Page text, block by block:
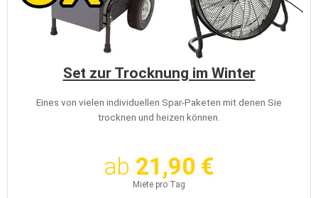
Set zur Trocknung im Winter
Eines von vielen individuellen Spar-Paketen mit denen Sie
trocknen und heizen können.
ab 21,90 €
Miete pro Tag